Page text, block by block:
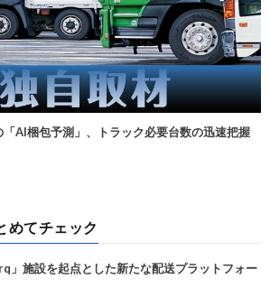
「AI梱包予測」、トラック必要台数の迅速把握
めてチェック
」施設を起点とした新たな配送プラットフォー